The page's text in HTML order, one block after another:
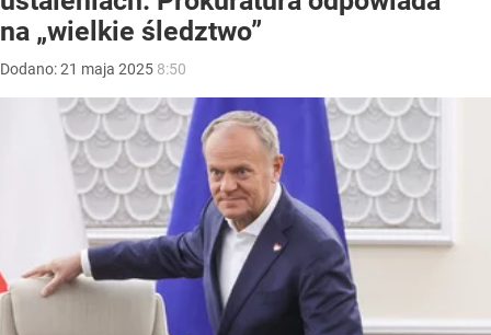
na „wielkie śledztwo”
Dodano:21 maja 2025 8:50